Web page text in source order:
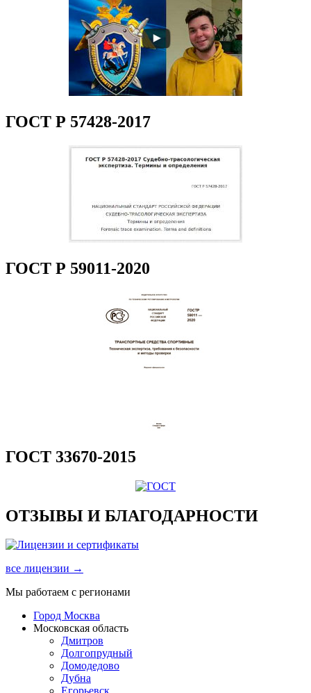
ГОСТ Р 57428-2017
ГОСТ Р 59011-2020
ГОСТ 33670-2015
ОТЗЫВЫ И БЛАГОДАРНОСТИ
все лицензии →
Мы работаем с регионами
Город Москва
Московская область
Дмитров
Долгопрудный
Домодедово
Дубна